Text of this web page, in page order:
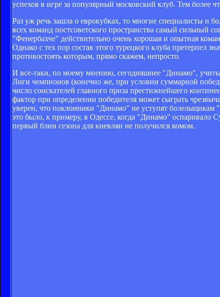
успехов в игре за популярный московский клуб. Тем более
Раз уж речь зашла о еврокубках, то многие специалисты
всех команд постсоветского пространства самый
"Фенербахче" действительно очень хорошая и опытная
Однако с тех пор состав этого турецкого клуба претерпел
противостоять которым, прямо скажем, непросто.
И все-таки, по моему мнению, сегодняшнее "Динамо",
Лиги чемпионов (конечно же, при условии суммарной
число соискателей главного приза престижнейшего
фактор при определении победителя может сыграть
уверен, что поклонники "Динамо" не уступят
это было, к примеру, в Одессе, когда "Динамо" оспаривало
первый блин сезона для киевлян не получился комом.